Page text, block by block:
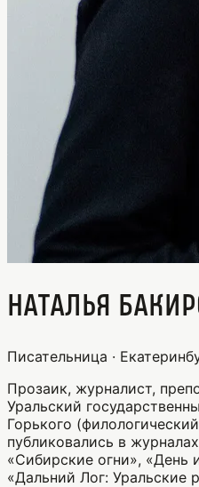
Наталья
Писательница ·
Прозаик, журналист,
Уральский
Горького
публиковались в
«Сибирские огни», «День
«Дальний Лог: Уральские